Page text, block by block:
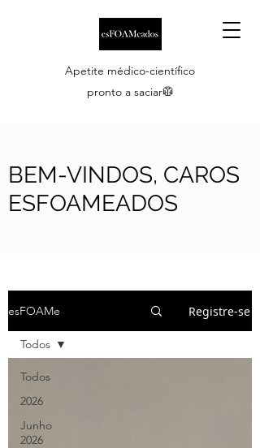
Apetite médico-científico
pronto a saciar🥼
BEM-VINDOS, CAROS
ESFOAMEADOS
esFOAMe Registre-se
Todos
2026
Junho
2026
Todos